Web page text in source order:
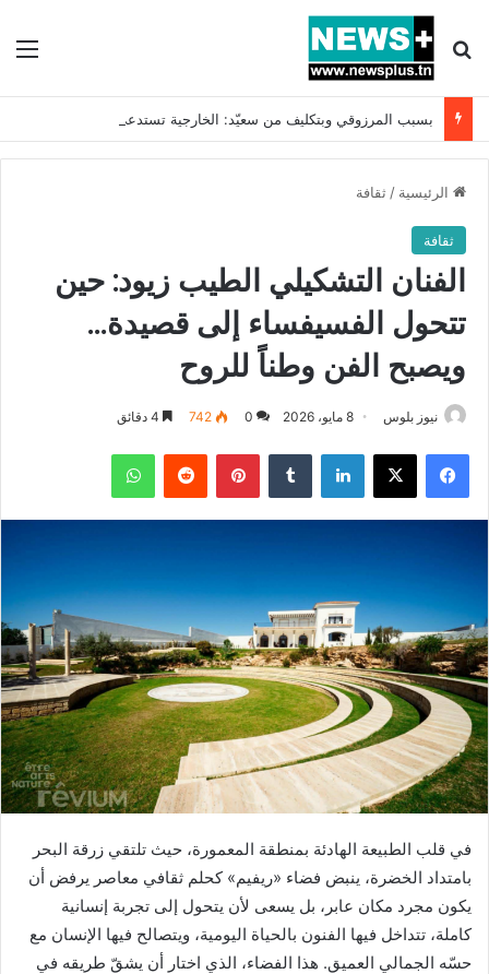
بحث عن
الرئيسية / ثقافة
ثقافة
الفنان التشكيلي الطيب زيود: حين
تتحول الفسيفساء إلى قصيدة…
ويصبح الفن وطناً للروح
نيوز بلوس 8 مايو، 2026 0
742
فيسبوك X لينكدإن بينتيريست واتساب
في قلب الطبيعة الهادئة بمنطقة المعمورة، حيث تلتقي زرقة البحر
بامتداد الخضرة، ينبض فضاء «ريفيم» كحلم ثقافي معاصر يرفض أن
يكون مجرد مكان عابر، بل يسعى لأن يتحول إلى تجربة إنسانية
كاملة، تتداخل فيها الفنون بالحياة اليومية، ويتصالح فيها الإنسان مع
حسّه الجمالي العميق. هذا الفضاء، الذي اختار أن يشقّ طريقه في